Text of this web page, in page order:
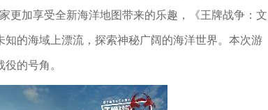
更加享受全新海洋地图带来的乐趣，《王牌战争：文
的海域上漂流，探索神秘广阔的海洋世界。本次游
的号角。